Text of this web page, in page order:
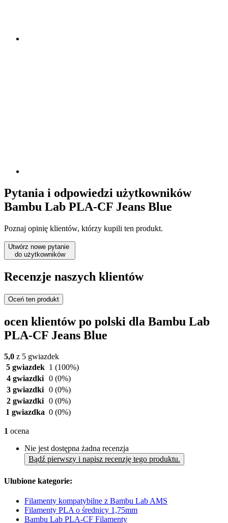
Pytania i odpowiedzi użytkowników
Bambu Lab PLA-CF Jeans Blue
Poznaj opinię klientów, którzy kupili ten produkt.
Utwórz nowe pytanie
do użytkowników
Recenzje naszych klientów
Oceń ten produkt
ocen klientów po polski dla Bambu Lab
PLA-CF Jeans Blue
5,0 z 5 gwiazdek
5 gwiazdek 1 (100%)
4 gwiazdki 0 (0%)
3 gwiazdki 0 (0%)
2 gwiazdki 0 (0%)
1 gwiazdka 0 (0%)
1 ocena
Nie jest dostępna żadna recenzja
Bądź pierwszy i napisz recenzję tego produktu.
Ulubione kategorie:
Filamenty kompatybilne z Bambu Lab AMS
Filamenty PLA o średnicy 1,75mm
Bambu Lab PLA-CF Filamenty